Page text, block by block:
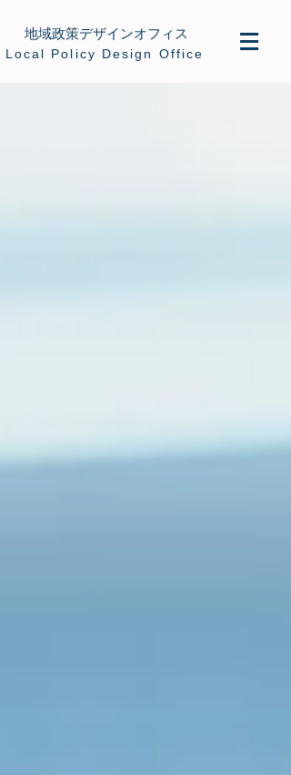
地域政策デザインオフィス
​Local Policy Design Office